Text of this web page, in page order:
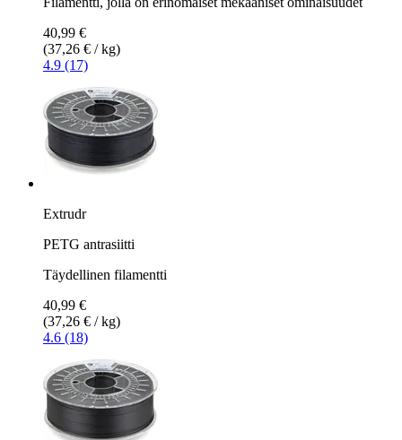
40,99 €
(37,26 € / kg)
4.9 (17)
Extrudr
PETG antrasiitti
Täydellinen filamentti
40,99 €
(37,26 € / kg)
4.6 (18)